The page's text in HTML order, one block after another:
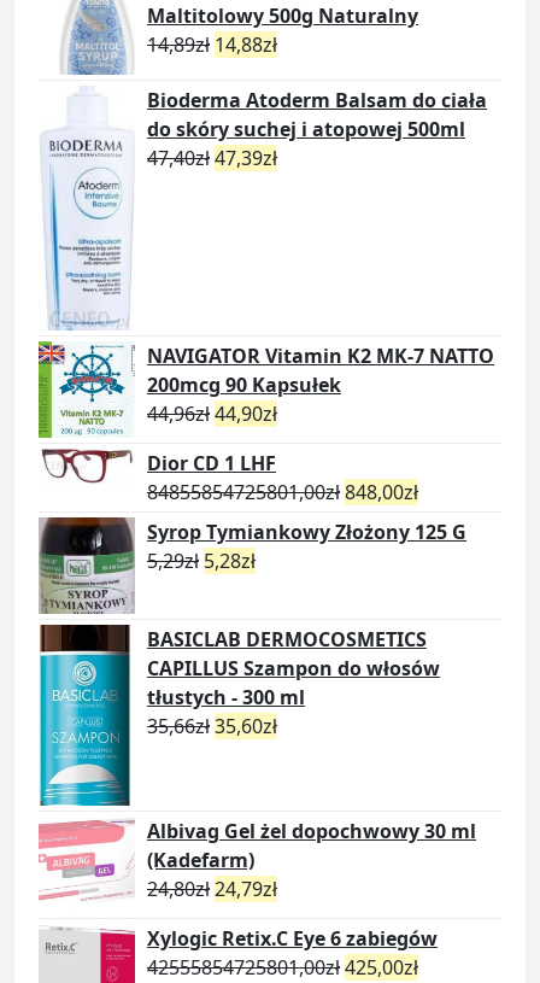
Maltitolowy 500g Naturalny
14,89zł 14,88zł
Bioderma Atoderm Balsam do ciała
do skóry suchej i atopowej 500ml
47,40zł47,39zł
NAVIGATOR Vitamin K2 MK-7 NATTO
200mcg 90 Kapsułek
44,96zł44,90zł
Dior CD 1 LHF
84855854725801,00zł848,00zł
Syrop Tymiankowy Złożony 125 G
5,29zł 5,28zł
BASICLAB DERMOCOSMETICS
CAPILLUS Szampon do włosów
tłustych - 300 ml
35,66zł35,60zł
Albivag Gel żel dopochwowy 30 ml
(Kadefarm)
24,80zł24,79zł
Xylogic Retix.C Eye 6 zabiegów
42555854725801,00zł425,00zł